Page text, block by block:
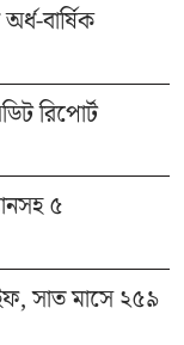
বার্ষিক
রিপোর্ট
৫
সাত মাসে ২৫৯